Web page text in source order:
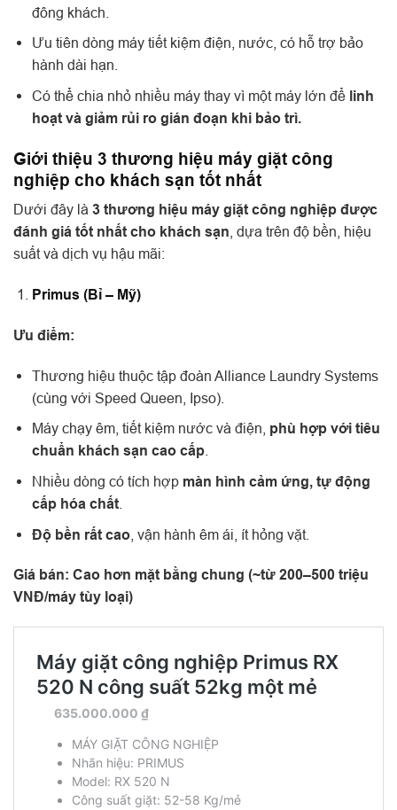
đông khách.
Ưu tiên dòng máy tiết kiệm điện, nước, có hỗ trợ bảo
hành dài hạn.
Có thể chia nhỏ nhiều máy thay vì một máy lớn để linh
hoạt và giảm rủi ro gián đoạn khi bảo trì.
Giới thiệu 3 thương hiệu máy giặt công
nghiệp cho khách sạn tốt nhất
Dưới đây là 3 thương hiệu máy giặt công nghiệp được
đánh giá tốt nhất cho khách sạn , dựa trên độ bền, hiệu
suất và dịch vụ hậu mãi:
Primus (Bỉ – Mỹ)
Ưu điểm:
Thương hiệu thuộc tập đoàn Alliance Laundry Systems
(cùng với Speed Queen, Ipso).
Máy chạy êm, tiết kiệm nước và điện, phù hợp với tiêu
chuẩn khách sạn cao cấp.
Nhiều dòng có tích hợp màn hình cảm ứng, tự động
cấp hóa chất.
Độ bền rất cao, vận hành êm ái, ít hỏng vặt.
Giá bán: Cao hơn mặt bằng chung (~từ 200–500 triệu
VNĐ/máy tùy loại)